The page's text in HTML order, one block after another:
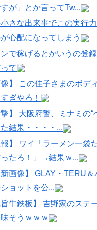
が」とか言ってTw...
小さな出来事でこの実行
心配になってしまう
で稼げるとかいうの登
て
像】 この佳子さまのボデ
ぎやろ！
撃】 大阪府警、ミナミの
結果・・・・...
報】 ワイ「ラーメン一袋
ったろ！」→結果ｗ...
新画像】 GLAY・TERU
ョットを公...
旨牛鉄板】 吉野家のステ
そうｗｗｗ